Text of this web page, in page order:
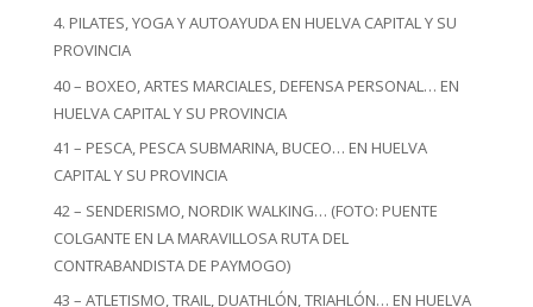
4. PILATES, YOGA Y AUTOAYUDA EN HUELVA CAPITAL Y SU
PROVINCIA
40 – BOXEO, ARTES MARCIALES, DEFENSA PERSONAL… EN
HUELVA CAPITAL Y SU PROVINCIA
41 – PESCA, PESCA SUBMARINA, BUCEO… EN HUELVA
CAPITAL Y SU PROVINCIA
42 – SENDERISMO, NORDIK WALKING… (FOTO: PUENTE
COLGANTE EN LA MARAVILLOSA RUTA DEL
CONTRABANDISTA DE PAYMOGO)
43 – ATLETISMO, TRAIL, DUATHLÓN, TRIAHLÓN… EN HUELVA